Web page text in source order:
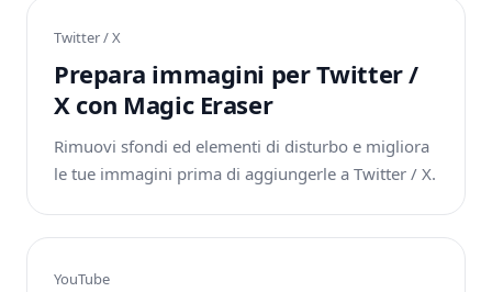
Twitter / X
Prepara immagini per Twitter /
X con Magic Eraser
Rimuovi sfondi ed elementi di disturbo e migliora
le tue immagini prima di aggiungerle a Twitter / X.
YouTube